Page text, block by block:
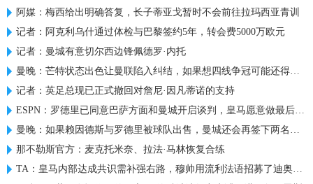
阿媒：梅西给出明确答复，长子蒂亚戈暂时不会前往拉玛西亚青训
记者：阿克利乌什通过体检与巴黎签约5年，转会费5000万欧元
记者：曼城有意切尔西边锋佩德罗·内托
曼晚：芒特状态出色让曼联陷入纠结，如果想四线争冠可能还得买人
记者：英足总现已正式撤回对詹尼·因凡蒂诺的支持
ESPN：罗德里已同意巴萨方面和曼城开启谈判，皇马愿意做最后尝试
曼晚：如果赖因德斯与罗德里被球队出售，曼城还会再签下两名中场
那不勒斯官方：麦克托米奈、拉法·马林恢复合练
TA：皇马内部达成共识需补强右路，穆帅用流利法语招募了迪奥曼德